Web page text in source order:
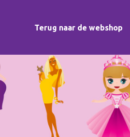
Terug naar de webshop